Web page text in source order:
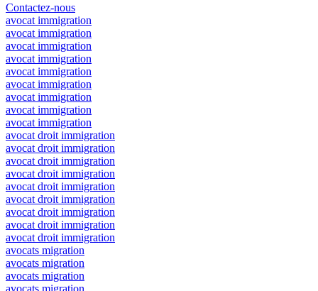
Contactez-nous
avocat immigration
avocat immigration
avocat immigration
avocat immigration
avocat immigration
avocat immigration
avocat immigration
avocat immigration
avocat immigration
avocat droit immigration
avocat droit immigration
avocat droit immigration
avocat droit immigration
avocat droit immigration
avocat droit immigration
avocat droit immigration
avocat droit immigration
avocat droit immigration
avocats migration
avocats migration
avocats migration
avocats migration